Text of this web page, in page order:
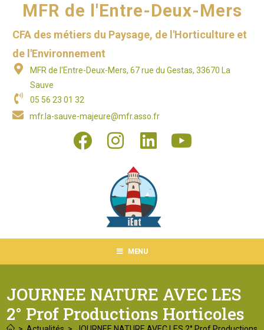
MFR de l'Entre-Deux-Mers
CFA des métiers du Paysage, de l'Horticulture et
de l'Environnement
MFR de l'Entre-Deux-Mers, 67 rue du Gestas, 33670 La
Sauve
05 56 23 01 32
mfr.la-sauve-majeure@mfr.asso.fr
MENU
JOURNEE NATURE AVEC LES
2° Prof Productions Horticoles